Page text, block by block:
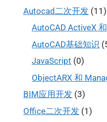
Autocad二次开发 (11)
AutoCAD ActiveX
AutoCAD基础知识
JavaScript (0)
ObjectARX 和
BIM应用开发 (3)
Office二次开发 (1)